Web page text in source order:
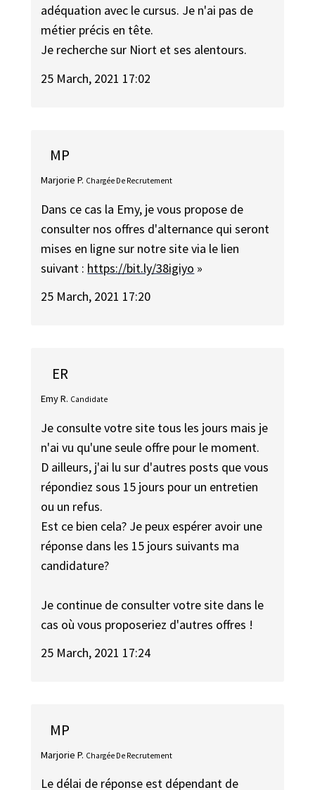
adéquation avec le cursus. Je n'ai pas de
métier précis en tête.
Je recherche sur Niort et ses alentours.
25 March, 2021 17:02
MP
Marjorie P. Chargée De Recrutement
Dans ce cas la Emy, je vous propose de
consulter nos offres d'alternance qui seront
mises en ligne sur notre site via le lien
suivant : https://bit.ly/38igiyo »
25 March, 2021 17:20
ER
Emy R. Candidate
Je consulte votre site tous les jours mais je
n'ai vu qu'une seule offre pour le moment.
D ailleurs, j'ai lu sur d'autres posts que vous
répondiez sous 15 jours pour un entretien
ou un refus.
Est ce bien cela? Je peux espérer avoir une
réponse dans les 15 jours suivants ma
candidature?
Je continue de consulter votre site dans le
cas où vous proposeriez d'autres offres !
25 March, 2021 17:24
MP
Marjorie P. Chargée De Recrutement
Le délai de réponse est dépendant de